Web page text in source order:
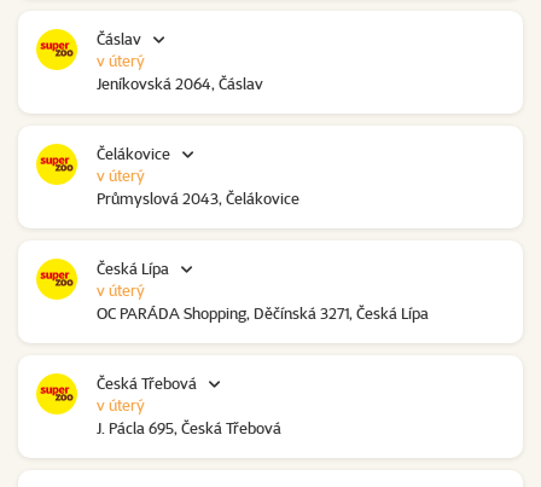
Čáslav
Jeníkovská 2064, Čáslav
v úterý
Čelákovice
Průmyslová 2043, Čelákovice
v úterý
Česká Lípa
OC PARÁDA Shopping, Děčínská 3271, Česká Lípa
v úterý
Česká Třebová
J. Pácla 695, Česká Třebová
v úterý